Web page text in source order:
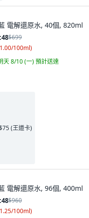
電解還原水, 40個, 820ml
$699
100ml)
天 8/10 (一)預計送達
(王道卡)
電解還原水, 96個, 400ml
$960
100ml)